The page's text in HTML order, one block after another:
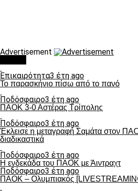
Advertisement
Επικαιρότητα3 έτη ago
Το παρασκήνιο πίσω από το πανό
Ποδόσφαιρο3 έτη ago
ΠΑΟΚ 3-0 Αστέρας Τρίπολης
Ποδόσφαιρο3 έτη ago
Έκλεισε η μεταγραφή Σαμάτα στον
διαδικαστικά
Ποδόσφαιρο3 έτη ago
Η ενδεκάδα του ΠΑΟΚ με Άιντραχτ
Ποδόσφαιρο3 έτη ago
ΠΑΟΚ – Ολυμπιακός